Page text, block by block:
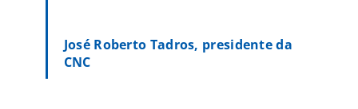
José Roberto Tadros, presidente da
CNC